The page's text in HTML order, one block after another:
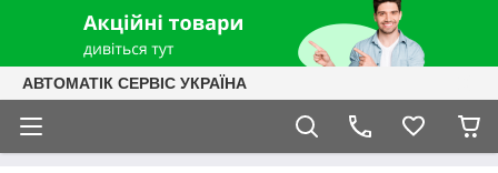
АВТОМАТІК СЕРВІС УКРАЇНА